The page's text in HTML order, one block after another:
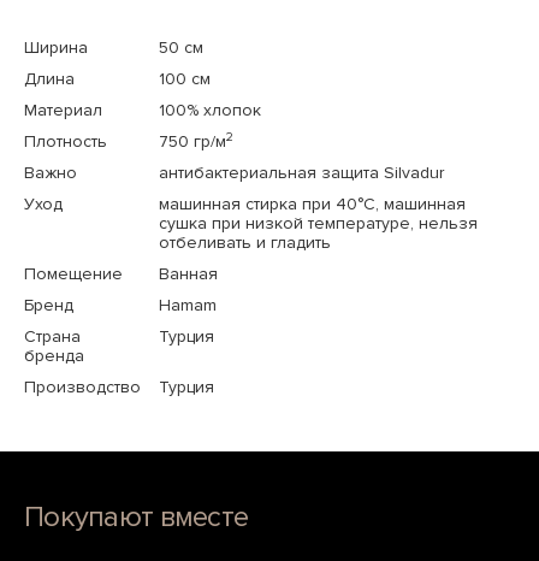
Ширина
50 см
Длина
100 см
Материал
100% хлопок
Плотность
750 гр/м2
Важно
антибактериальная защита Silvadur
Уход
машинная стирка при 40°C, машинная
сушка при низкой температуре, нельзя
отбеливать и гладить
Помещение
Ванная
Бренд
Hamam
Страна
бренда
Турция
Производство Турция
Покупают вместе